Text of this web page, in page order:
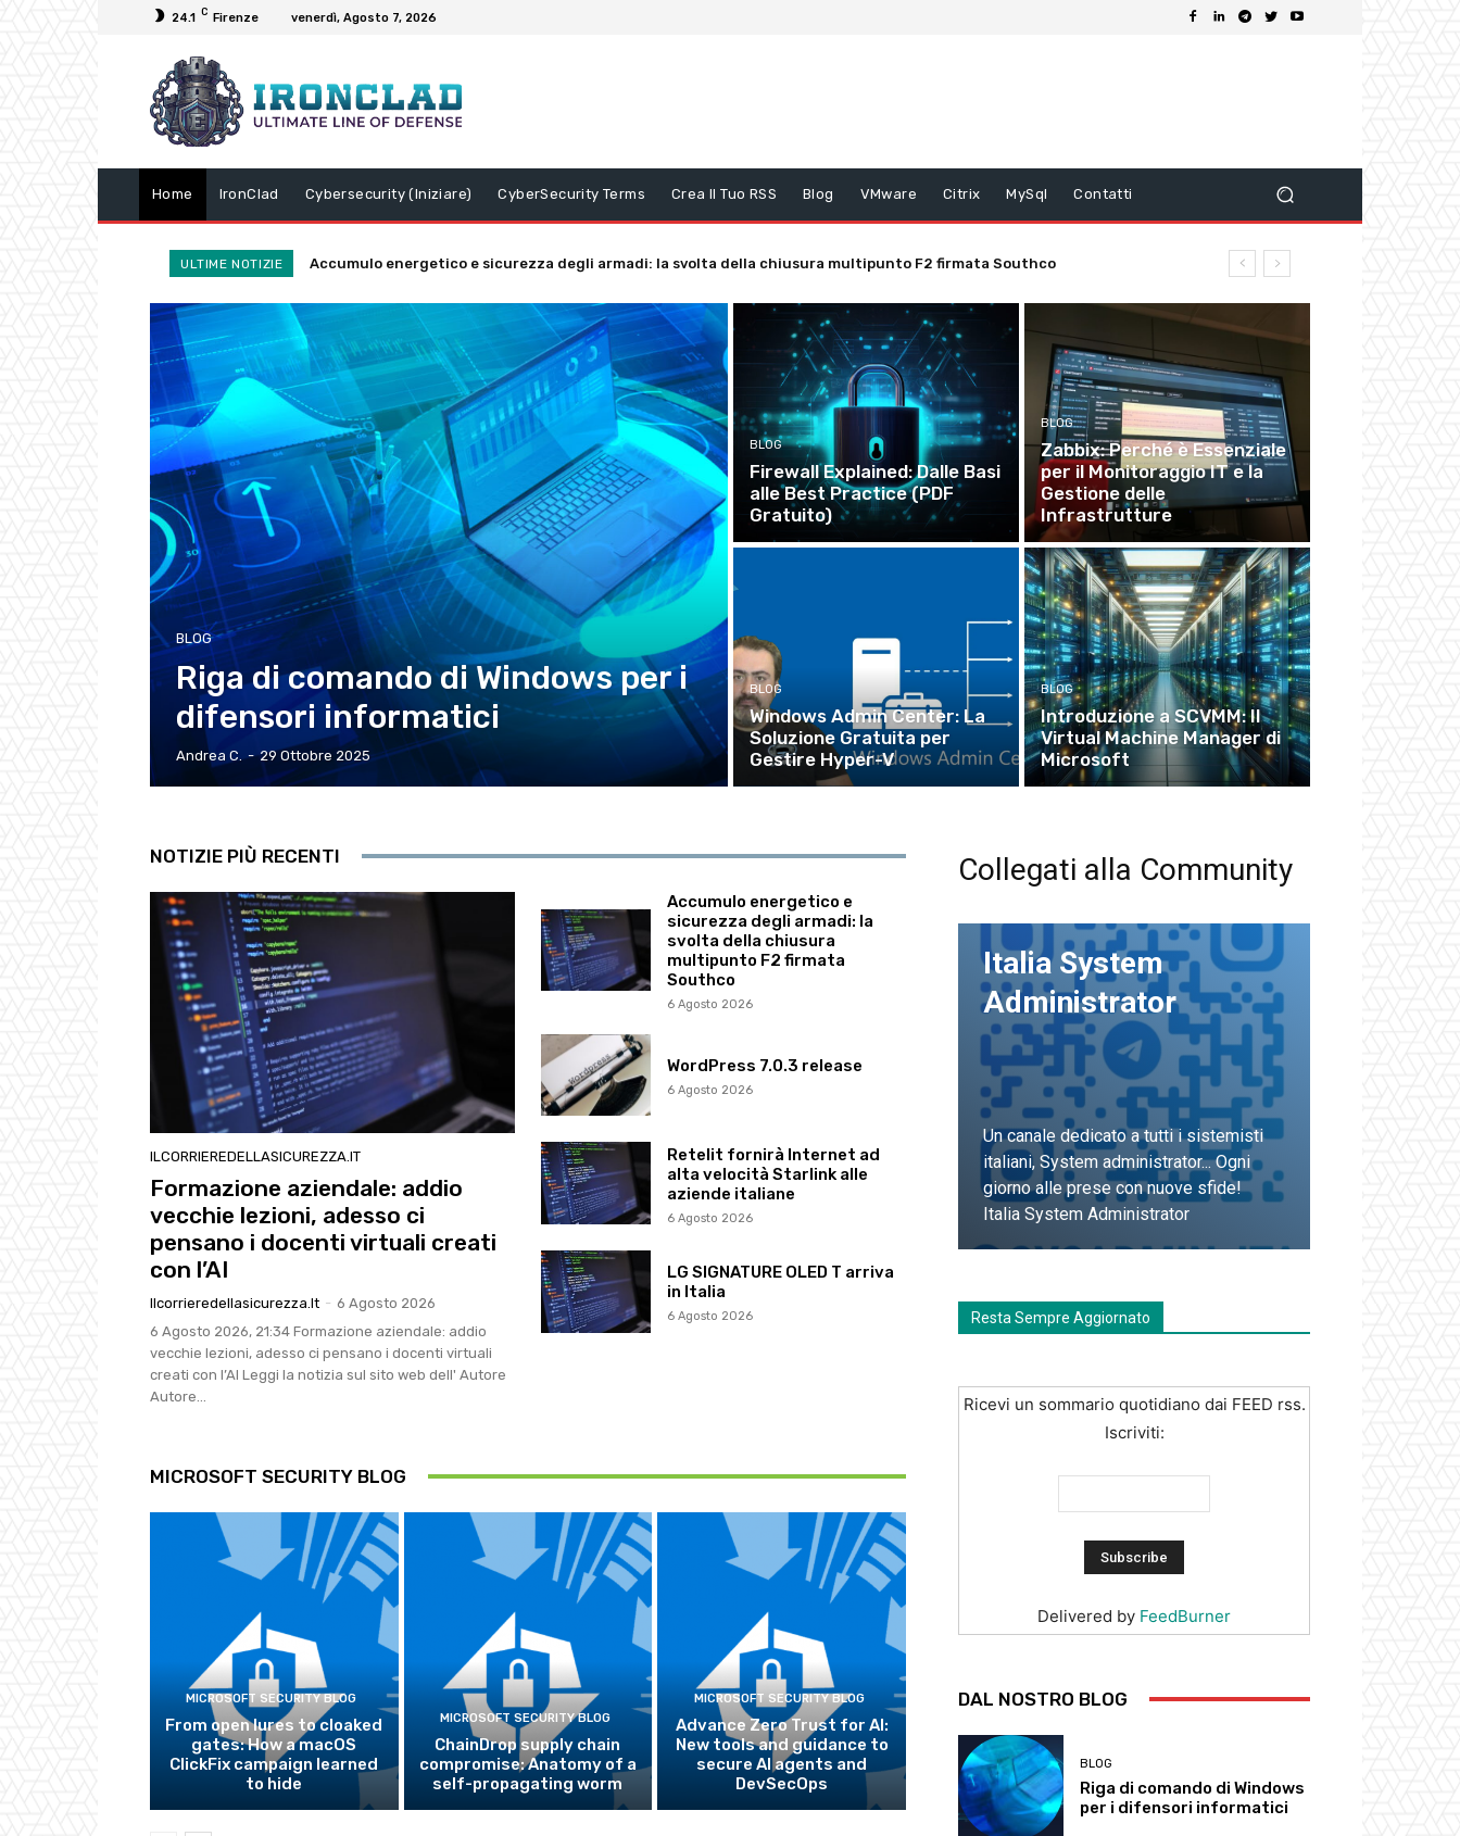
24.1 C Firenze venerdì, Agosto 7, 2026
Home IronClad Cybersecurity (Iniziare) CyberSecurity Terms Crea Il Tuo RSS Blog VMware Citrix MySql Contatti
ULTIME NOTIZIE Accumulo energetico e sicurezza degli armadi: la svolta della chiusura multipunto F2 firmata Southco
WordPress 7.0.3 release
BLOG
Riga di comando di Windows per i
difensori informatici
Andrea C. - 29 Ottobre 2025
BLOG
Firewall Explained: Dalle Basi
alle Best Practice (PDF
Gratuito)
BLOG
Zabbix: Perché è Essenziale
per il Monitoraggio IT e la
Gestione delle
Infrastrutture
BLOG
Windows Admin Center: La
Soluzione Gratuita per
Gestire Hyper-V
BLOG
Introduzione a SCVMM: Il
Virtual Machine Manager di
Microsoft
NOTIZIE PIÙ RECENTI
ILCORRIEREDELLASICUREZZA.IT
Formazione aziendale: addio
vecchie lezioni, adesso ci
pensano i docenti virtuali creati
con l’AI
Ilcorrieredellasicurezza.it - 6 Agosto 2026
6 Agosto 2026, 21:34 Formazione aziendale: addio
vecchie lezioni, adesso ci pensano i docenti virtuali
creati con l’AI Leggi la notizia sul sito web dell' Autore
Autore...
Accumulo energetico e
sicurezza degli armadi: la
svolta della chiusura
multipunto F2 firmata
Southco
6 Agosto 2026
WordPress 7.0.3 release
6 Agosto 2026
Retelit fornirà Internet ad
alta velocità Starlink alle
aziende italiane
6 Agosto 2026
LG SIGNATURE OLED T arriva
in Italia
6 Agosto 2026
MICROSOFT SECURITY BLOG
MICROSOFT SECURITY BLOG
From open lures to cloaked
gates: How a macOS
ClickFix campaign learned
to hide
MICROSOFT SECURITY BLOG
ChainDrop supply chain
compromise: Anatomy of a
self-propagating worm
MICROSOFT SECURITY BLOG
Advance Zero Trust for AI:
New tools and guidance to
secure AI agents and
DevSecOps
Collegati alla Community
Italia System
Administrator
Un canale dedicato a tutti i sistemisti
italiani, System administrator... Ogni
giorno alle prese con nuove sfide!
Italia System Administrator
Resta Sempre Aggiornato
Ricevi un sommario quotidiano dai FEED rss.
Iscriviti:
Delivered by FeedBurner
DAL NOSTRO BLOG
BLOG
Riga di comando di Windows
per i difensori informatici